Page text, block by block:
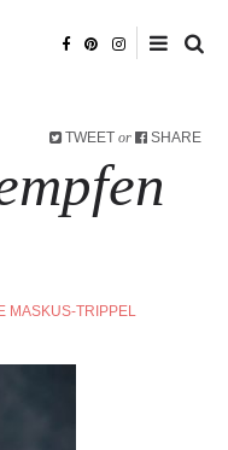
TWEET or SHARE
MASKUS-TRIPPEL